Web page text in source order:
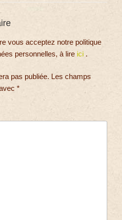
vous acceptez notre politique
personnelles, à lire ici .
pas publiée. Les champs
*